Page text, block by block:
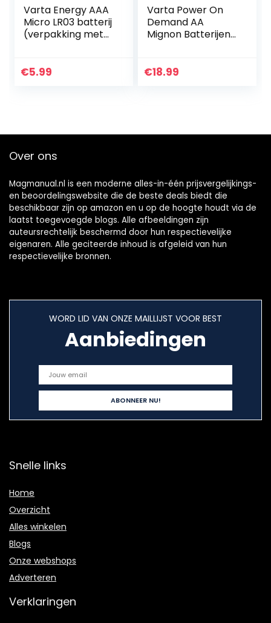
Varta Energy AAA
Micro LR03 batterij
(verpakking met
voor speelgoed
€5.99
Varta Power On
Demand AA
Mignon Batterijen
Flexibel En
€18.99
Over ons
Magmanual.nl is een moderne alles-in-één prijsvergelijkings-
en beoordelingswebsite die de beste deals biedt die
beschikbaar zijn op amazon en u op de hoogte houdt via de
laatst toegevoegde blogs. Alle afbeeldingen zijn
auteursrechtelijk beschermd door hun respectievelijke
eigenaren. Alle geciteerde inhoud is afgeleid van hun
respectievelijke bronnen.
WORD LID VAN ONZE MAILLIJST VOOR BEST
Aanbiedingen
Snelle links
Home
Overzicht
Alles winkelen
Blogs
Onze webshops
Adverteren
Verklaringen